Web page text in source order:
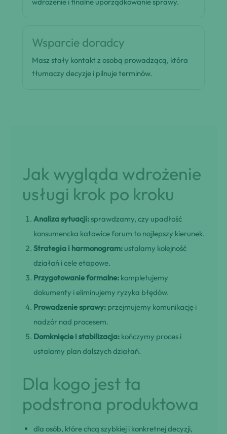
Wsparcie doradcy
Masz stały kontakt z osobą prowadzącą, która
tłumaczy decyzje i pilnuje terminów.
Jak wygląda wdrożenie
usługi krok po kroku
Analiza sytuacji: sprawdzamy, czy upadłość
konsumencka katowice forum to najlepszy kierunek.
Strategia i harmonogram: ustalamy kolejność
działań i cele etapowe.
Przygotowanie formalne: kompletujemy
dokumenty i eliminujemy ryzyka błędów.
Prowadzenie sprawy: przejmujemy komunikację i
nadzór nad procesem.
Domknięcie i stabilizacja: kończymy proces i
ustalamy plan dalszych działań.
Dla kogo jest ta
podstrona produktowa
dla osób, które chcą szybkiej i konkretnej decyzji,